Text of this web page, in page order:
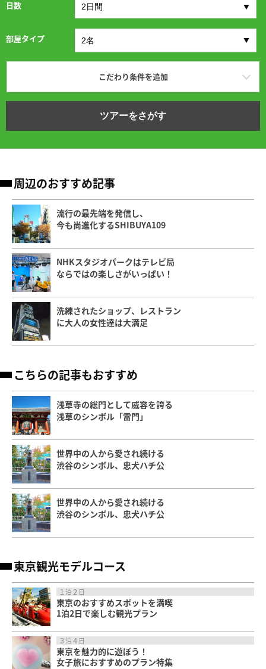
日数
部屋タイプ
こだわり条件を追加
ツアーをさがす
周辺のおすすめ記事
流行の最先端を発信し、
今も尚進化するSHIBUYA109
NHKスタジオパークはテレビ局
ならではの楽しさがいっぱい！
洗練されたショップ、レストラン
に大人の女性達は大満足
こちらの記事もおすすめ
浅草寺の総門として威容を誇る
浅草のシンボル「雷門」
世界中の人から愛され続ける
渋谷のシンボル、忠犬ハチ公
世界中の人から愛され続ける
渋谷のシンボル、忠犬ハチ公
東京観光モデルコース
１泊２日
東京のおすすめスポットを満喫
1泊2日で楽しむ観光プラン
３泊４日
東京を魅力的に遊ぼう！
女子旅におすすめのプラン特集